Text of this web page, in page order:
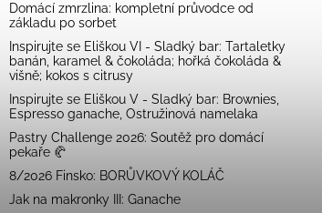
Domácí zmrzlina: kompletní průvodce od
základu po sorbet
Inspirujte se Eliškou VI - Sladký bar: Tartaletky
banán, karamel & čokoláda; hořká čokoláda &
višně; kokos s citrusy
Inspirujte se Eliškou V - Sladký bar: Brownies,
Espresso ganache, Ostružinová namelaka
Pastry Challenge 2026: Soutěž pro domácí
pekaře 🥐
8/2026 Finsko: BORŮVKOVÝ KOLÁČ
Jak na makronky III: Ganache